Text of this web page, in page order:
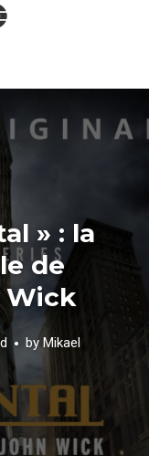
» : la
de
Wick
by Mikael